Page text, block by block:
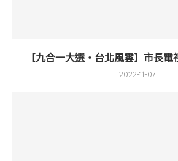
【九合一大選・台北風雲】市長
2022-11-07